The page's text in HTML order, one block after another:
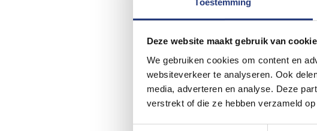
Deze website maakt gebruik van
We gebruiken cookies om content en
websiteverkeer te analyseren. Ook
media, adverteren en analyse. Deze
verstrekt of die ze hebben verzameld